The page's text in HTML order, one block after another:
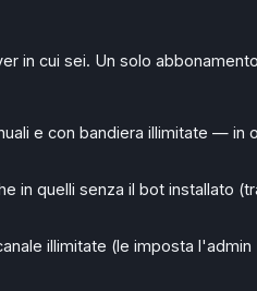
in cui sei. Un solo
e con bandiera illimitate — in
in quelli senza il bot installato
illimitate (le imposta